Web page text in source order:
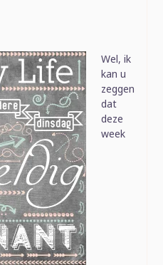
Wel, ik
kan u
zeggen
dat
deze
week